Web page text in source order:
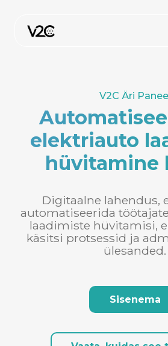
content
V2C Äri
elektriauto
hüvitamine
Digitaalne lahendus,
automatiseerida
laadimiste hüvitamisi,
käsitsi protsessid ja
ülesanded.
Sisenema